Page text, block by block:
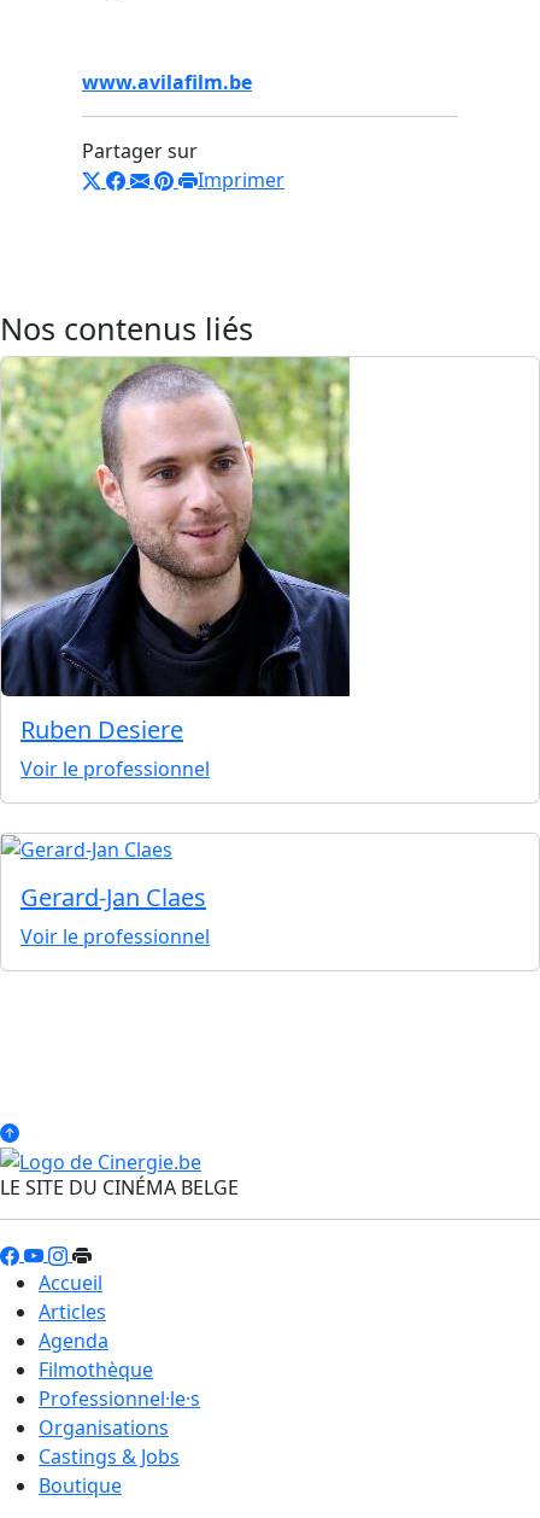
www.avilafilm.be
Partager sur
Imprimer
Nos contenus liés
Ruben Desiere
Voir le professionnel
Gerard-Jan Claes
Voir le professionnel
LE SITE DU CINÉMA BELGE
Accueil
Articles
Agenda
Filmothèque
Professionnel·le·s
Organisations
Castings & Jobs
Boutique